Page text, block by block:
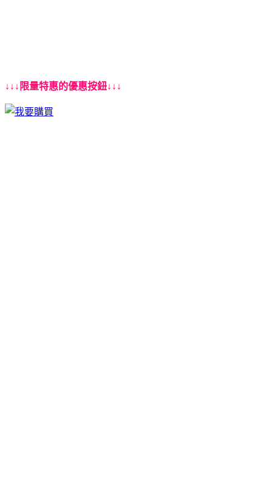
↓↓↓限量特惠的優惠按鈕↓↓↓